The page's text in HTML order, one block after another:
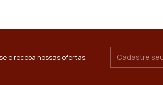
e receba nossas ofertas.